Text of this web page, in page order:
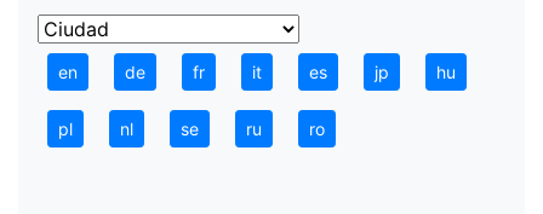
en de fr it es jp hu
pl nl se ru ro